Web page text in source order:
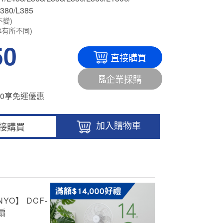
L385
變)
所不同)
直接購買
企業採購
享免運優惠
購買 加入購物車
】 DCF-